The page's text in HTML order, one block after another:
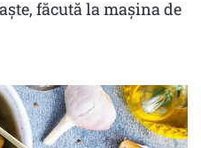
făcută la mașina de